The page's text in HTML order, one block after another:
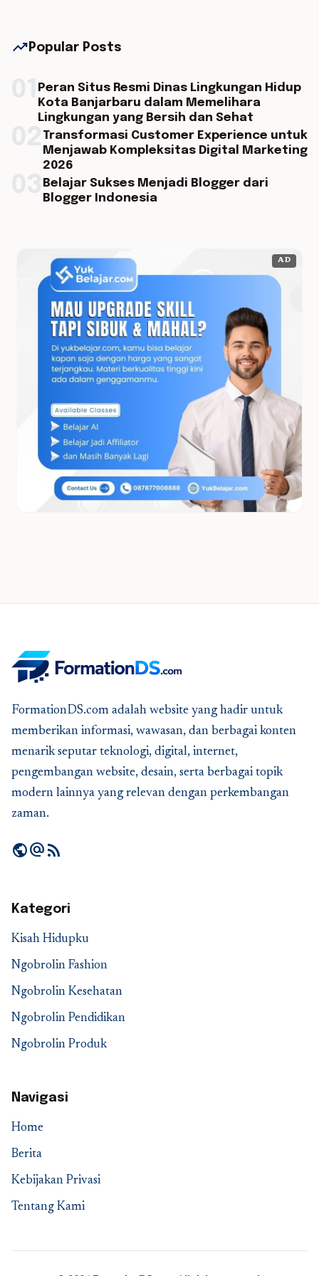
trending_up Popular Posts
Peran Situs Resmi Dinas Lingkungan Hidup
Kota Banjarbaru dalam Memelihara
Lingkungan yang Bersih dan Sehat
Transformasi Customer Experience untuk
Menjawab Kompleksitas Digital Marketing
2026
Belajar Sukses Menjadi Blogger dari
Blogger Indonesia
AD
FormationDS.com adalah website yang hadir untuk
memberikan informasi, wawasan, dan berbagai konten
menarik seputar teknologi, digital, internet,
pengembangan website, desain, serta berbagai topik
modern lainnya yang relevan dengan perkembangan
zaman.
publicalternate_emailrss_feed
Kategori
Kisah Hidupku
Ngobrolin Fashion
Ngobrolin Kesehatan
Ngobrolin Pendidikan
Ngobrolin Produk
Navigasi
Home
Berita
Kebijakan Privasi
Tentang Kami